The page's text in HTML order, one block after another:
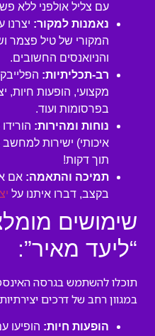
עם צליל אולפני ללא
נאמנות למקור: יצרנו
המקורי של טיל פצמר
והניואנסים החשובים.
רב-תכליתיות:
מקצועי, הופעות חיות,
בפרסומות ועוד.
נוחות ומהירות:
איכותי) ישירות למחשב
תוך דקות!
תמיכה והתאמה: אם
בקצב, דברו איתנו על
שימושים
“ליעד מאיר”:
תוכלו להשתמש בגרסה
במגוון רחב של דרכים
הופעות חיות: הופיעו